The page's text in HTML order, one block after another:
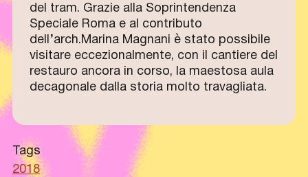
del tram. Grazie alla Soprintendenza
Speciale Roma e al contributo
dell’arch.Marina Magnani è stato possibile
visitare eccezionalmente, con il cantiere del
restauro ancora in corso, la maestosa aula
decagonale dalla storia molto travagliata.
Tags
2018